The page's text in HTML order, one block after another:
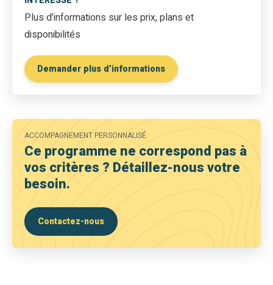
Plus d’informations sur les prix, plans et
disponibilités
Demander plus d’informations
ACCOMPAGNEMENT PERSONNALISÉ
Ce programme ne correspond pas à
vos critères ? Détaillez-nous votre
besoin.
Contactez-nous